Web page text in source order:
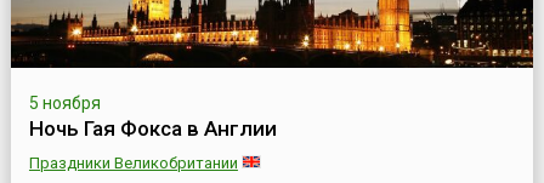
5 ноября
Ночь Гая Фокса в Англии
Праздники Великобритании